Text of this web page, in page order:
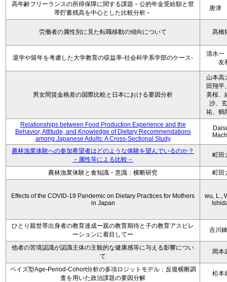
高年齢フリーランスの所得保障に関する課題－公的年金受給額と世
帯貯蓄残高を中心とした比較分析－
唐津
労働者の属性別に見た転職移動の傾向について 髙橋
退学や留年を考慮した大学教育の収益率-社会科学系学部のケース-
清水一
友
男女間賃金格差の国際比較と日本における要因分析
山本高
田翔平
美桜、
沙、
祐、鶴
Relationships between Food Production Experience and the
Behavior, Attitude, and Knowledge of Dietary Recommendations
among Japanese Adults: A Cross-Sectional Study
農林漁業体験への参加希望者はどのような体験を望んでいるのか？
－属性等による比較－
町田
農林漁業体験と食知識・意識：横断研究 町田
Effects of the COVID-19 Pandemic on Dietary Practices for Mothers
in Japan
wu, L.,
ひとり親世帯出身者の教育達成ー親の教育期待と子の教育アスピレ
ーションに着目してー
吉川
他者の苦境認識が認識主体の主観的な健康感等に与える影響につい
て
岡本
ベイズ型Age-Period-Cohort分析の多項ロジットモデル：反復横断調
査を用いた政治課題の要因分解
松本